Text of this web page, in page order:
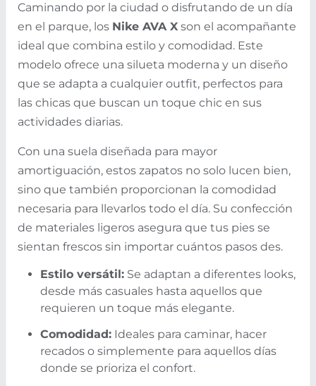
Caminando por la ciudad o disfrutando de un día
en el parque, los Nike AVA X son el acompañante
ideal que combina estilo y comodidad. Este
modelo ofrece una silueta moderna y un diseño
que se adapta a cualquier outfit, perfectos para
las chicas que buscan un toque chic en sus
actividades diarias.
Con una suela diseñada para mayor
amortiguación, estos zapatos no solo lucen bien,
sino que también proporcionan la comodidad
necesaria para llevarlos todo el día. Su confección
de materiales ligeros asegura que tus pies se
sientan frescos sin importar cuántos pasos des.
Estilo versátil: Se adaptan a diferentes looks,
desde más casuales hasta aquellos que
requieren un toque más elegante.
Comodidad: Ideales para caminar, hacer
recados o simplemente para aquellos días
donde se prioriza el confort.